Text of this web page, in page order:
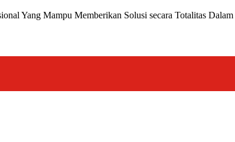
Yang Mampu Memberikan Solusi secara Totalitas